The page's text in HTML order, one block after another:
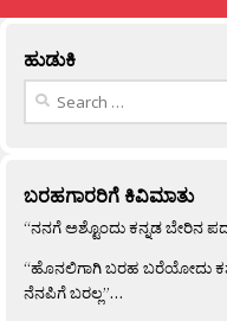
ಹುಡುಕಿ
Search
ಬರಹಗಾರರಿಗೆ ಕಿವಿಮಾತು
“ನನಗೆ ಅಶ್ಟೊಂದು ಕನ್ನಡ ಬೇರಿನ
“ಹೊನಲಿಗಾಗಿ ಬರಹ ಬರೆಯೋದು
ನೆನಪಿಗೆ ಬರಲ್ಲ”…